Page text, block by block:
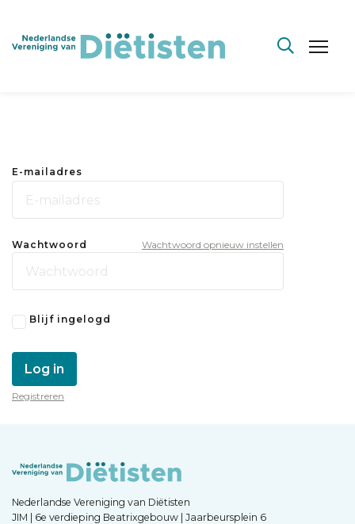
E-mailadres
Wachtwoord Wachtwoord opnieuw instellen
Blijf ingelogd
Log in
Registreren
Nederlandse Vereniging van Diëtisten
JIM | 6e verdieping Beatrixgebouw | Jaarbeursplein 6